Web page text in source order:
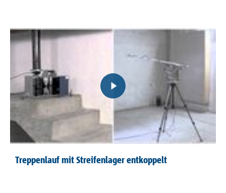
Treppenlauf mit Streifenlager entkoppelt